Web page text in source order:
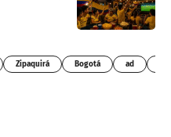
Zipaquirá Bogotá ad